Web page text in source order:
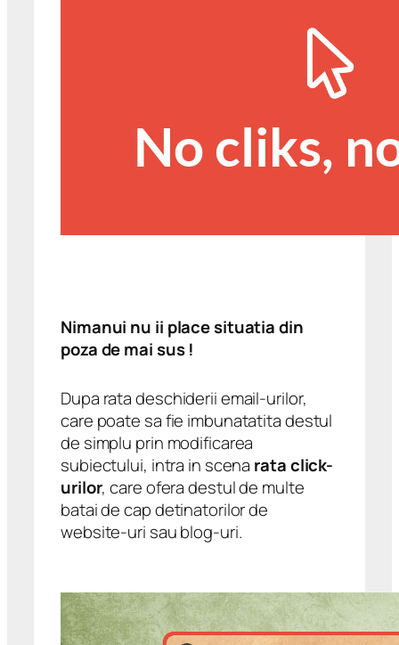
Nimanui nu ii place situatia din
poza de mai sus !
Dupa rata deschiderii email-urilor,
care poate sa fie imbunatatita destul
de simplu prin modificarea
subiectului, intra in scena rata click-
urilor, care ofera destul de multe
batai de cap detinatorilor de
website-uri sau blog-uri.